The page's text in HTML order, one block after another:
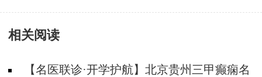
相关阅读
【名医联诊·开学护航】北京贵州三甲癫痫名